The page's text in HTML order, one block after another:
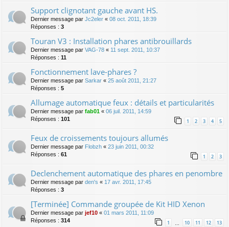
Support clignotant gauche avant HS.
Dernier message par Jc2eler « 08 oct. 2011, 18:39
Réponses : 3
Touran V3 : Installation phares antibrouillards
Dernier message par VAG-78 « 11 sept. 2011, 10:37
Réponses : 11
Fonctionnement lave-phares ?
Dernier message par Sarkar « 25 août 2011, 21:27
Réponses : 5
Allumage automatique feux : détails et particularités
Dernier message par fab01 « 06 juil. 2011, 14:59
Réponses : 101 1 2 3 4 5
Feux de croissements toujours allumés
Dernier message par Flobzh « 23 juin 2011, 00:32
Réponses : 61 1 2 3
Declenchement automatique des phares en penombre
Dernier message par den's « 17 avr. 2011, 17:45
Réponses : 3
[Terminée] Commande groupée de Kit HID Xenon
Dernier message par jef10 « 01 mars 2011, 11:09
Réponses : 314 1 … 10 11 12 13